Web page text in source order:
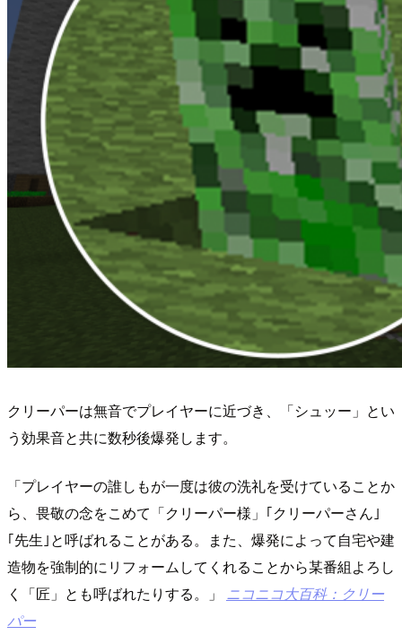
クリーパーは無音でプレイヤーに近づき、「シュッー」とい
う効果音と共に数秒後爆発します。
プレイヤーの誰しもが一度は彼の洗礼を受けていることか
ら、畏敬の念をこめて「クリーパー様」｢クリーパーさん｣
｢先生｣と呼ばれることがある。また、爆発によって自宅や建
造物を強制的にリフォームしてくれることから某番組よろし
く「匠」とも呼ばれたりする。
ニコニコ大百科：クリー
パー